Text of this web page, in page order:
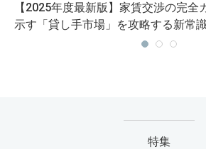
【2025年度最新版】家賃交渉の完全
示す「貸し手市場」を攻略する新常
特集